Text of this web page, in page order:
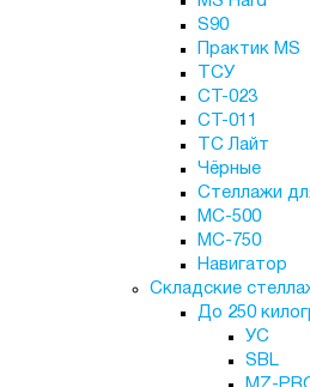
S90
Практик MS
ТСУ
СТ-023
СТ-011
ТС Лайт
Чёрные
Стеллажи
МС-500
МС-750
Навигатор
Складские
До 250
УС
SBL